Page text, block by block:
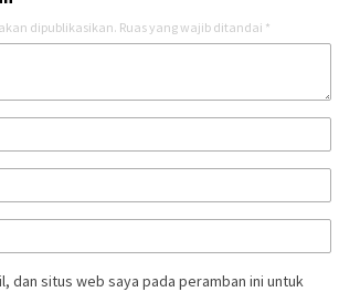
dipublikasikan. Ruas yang wajib ditandai *
dan situs web saya pada peramban ini untuk